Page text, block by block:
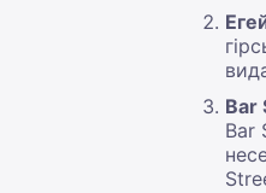
Bar
Bar